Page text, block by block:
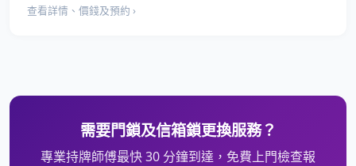
查看詳情、價錢及預約 ›
需要門鎖及信箱鎖更換服務？
專業持牌師傅最快 30 分鐘到達，免費上門檢查報